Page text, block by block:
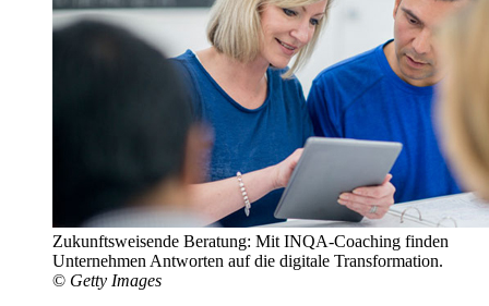
Zukunftsweisende Beratung: Mit INQA-Coaching finden
Unternehmen Antworten auf die digitale Transformation.
© Getty Images